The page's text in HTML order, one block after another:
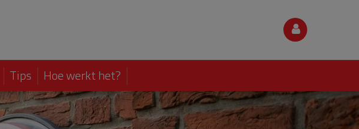
Tips Hoe werkt het?